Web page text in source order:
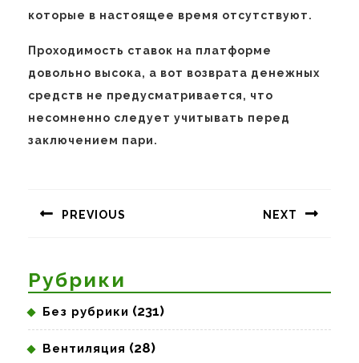
которые в настоящее время отсутствуют.
Проходимость ставок на платформе
довольно высока, а вот возврата денежных
средств не предусматривается, что
несомненно следует учитывать перед
заключением пари.
записям
PREVIOUS NEXT
Рубрики
Без рубрики (231)
Вентиляция (28)